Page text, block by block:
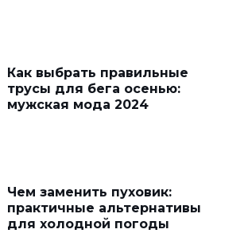
Как выбрать правильные
трусы для бега осенью:
мужская мода 2024
Чем заменить пуховик:
практичные альтернативы
для холодной погоды